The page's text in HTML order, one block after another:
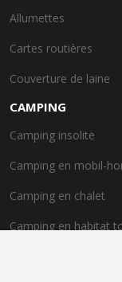
Allumettes
Cartes routières
Couverture de laine
CAMPING
Camping insolite
Camping en mobil-
Camping en chalet
Camping en habitat